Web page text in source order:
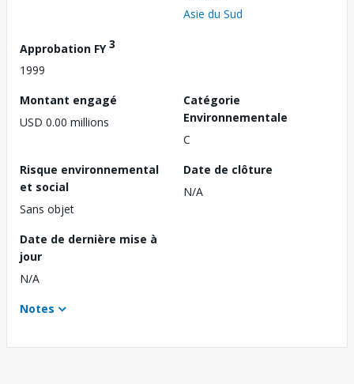
Asie du Sud
Approbation FY3
1999
Montant engagé
USD 0.00 millions
Catégorie
Environnementale
C
Risque environnemental
et social
Sans objet
Date de clôture
N/A
Date de dernière mise à
jour
N/A
Notes